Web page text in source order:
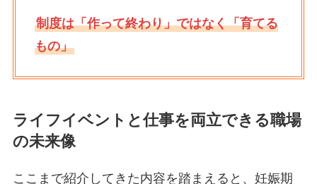
制度は「作って終わり」ではなく「育てる
もの」
ライフイベントと仕事を両立できる職場
の未来像
ここまで紹介してきた内容を踏まえると、妊娠期